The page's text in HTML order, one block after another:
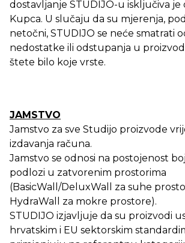
dostavljanje STUDIJO-u isključiva
Kupca. U slučaju da su mjerenja,
netočni, STUDIJO se neće smatrati
nedostatke ili odstupanja u
štete bilo koje vrste.
JAMSTVO
Jamstvo za sve Studijo proizvode
izdavanja računa.
Jamstvo se odnosi na postojenost
podlozi u zatvorenim prostorima
(BasicWall/DeluxWall za suhe
HydraWall za mokre prostore).
STUDIJO izjavljuje da su proizvodi
hrvatskim i EU sektorskim